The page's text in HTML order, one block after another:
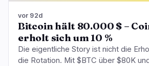
vor 92d
Bitcoin hält 80.000 $ –
erholt sich um 10 %
Die eigentliche Story ist nicht die
die Rotation. Mit $BTC über $80K